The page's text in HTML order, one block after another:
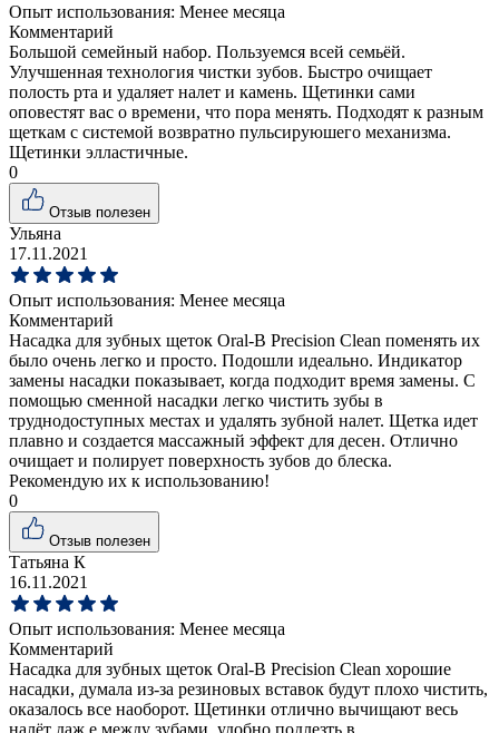
Опыт использования: Менее месяца
Комментарий
Большой семейный набор. Пользуемся всей семьёй.
Улучшенная технология чистки зубов. Быстро очищает
полость рта и удаляет налет и камень. Щетинки сами
оповестят вас о времени, что пора менять. Подходят к разным
щеткам с системой возвратно пульсируюшего механизма.
Щетинки элластичные.
0
Отзыв полезен
Ульяна
17.11.2021
Опыт использования: Менее месяца
Комментарий
Насадка для зубных щеток Oral-B Precision Clean поменять их
было очень легко и просто. Подошли идеально. Индикатор
замены насадки показывает, когда подходит время замены. С
помощью сменной насадки легко чистить зубы в
труднодоступных местах и удалять зубной налет. Щетка идет
плавно и создается массажный эффект для десен. Отлично
очищает и полирует поверхность зубов до блеска.
Рекомендую их к использованию!
0
Отзыв полезен
Татьяна К
16.11.2021
Опыт использования: Менее месяца
Комментарий
Насадка для зубных щеток Oral-B Precision Clean хорошие
насадки, думала из-за резиновых вставок будут плохо чистить,
оказалось все наоборот. Щетинки отлично вычищают весь
налёт даж е между зубами, удобно подлезть в